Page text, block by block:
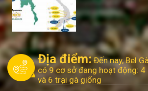
Địa điểm:Đến nay, Bel
có 9 cơ sở đang hoạt động: 4
và 6 trại gà giống